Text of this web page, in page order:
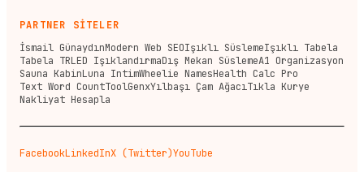
PARTNER SİTELER
İsmail GünaydınModern Web SEOIşıklı SüslemeIşıklı Tabela
Tabela TRLED IşıklandırmaDış Mekan SüslemeA1 Organizasyon
Sauna KabinLuna IntimWheelie NamesHealth Calc Pro
Text Word CountToolGenxYılbaşı Çam AğacıTıkla Kurye
Nakliyat Hesapla
FacebookLinkedInX (Twitter)YouTube